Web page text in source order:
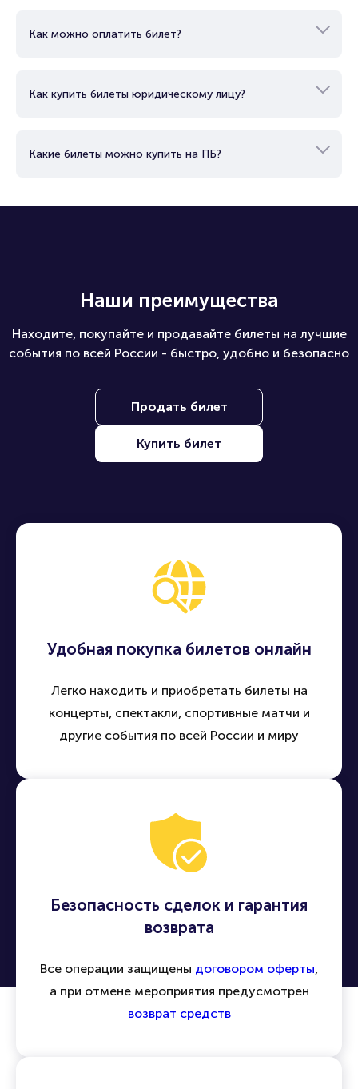
Как можно оплатить билет?
Как купить билеты юридическому лицу?
Какие билеты можно купить на ПБ?
Наши преимущества
Находите, покупайте и продавайте билеты на лучшие
события по всей России - быстро, удобно и безопасно
Продать билет
Купить билет
Удобная покупка билетов онлайн
Легко находить и приобретать билеты на
концерты, спектакли, спортивные матчи и
другие события по всей России и миру
Безопасность сделок и гарантия
возврата
Все операции защищены договором оферты,
а при отмене мероприятия предусмотрен
возврат средств